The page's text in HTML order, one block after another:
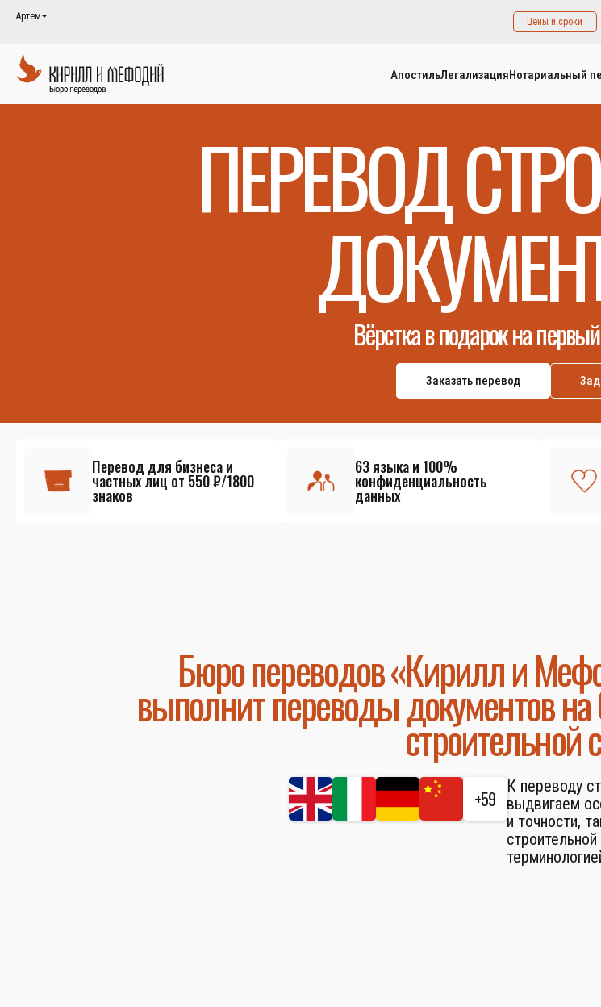
Артем Цены и сроки
АпостильЛегализацияНотариальный
ПЕРЕВОД
Вёрстка в подарок на
Заказать перевод
Перевод для бизнеса и
частных лиц от 550 ₽/1800
знаков
63 языка и 100%
конфиденциальность
данных
Бюро переводов «Кирилл и
выполнит переводы документов
+59
К переводу
выдвигаем
и точности,